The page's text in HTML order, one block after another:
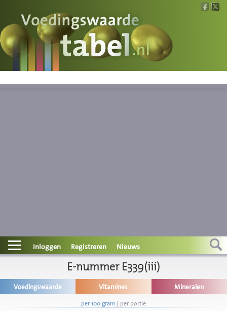
Voedingswaarde
Wat is wat?
Contact
Disclaimer
Inloggen Registreren Nieuws
E-nummer E339(iii)
Voedingswaarde Vitamines Mineralen
per 100 gram | per portie